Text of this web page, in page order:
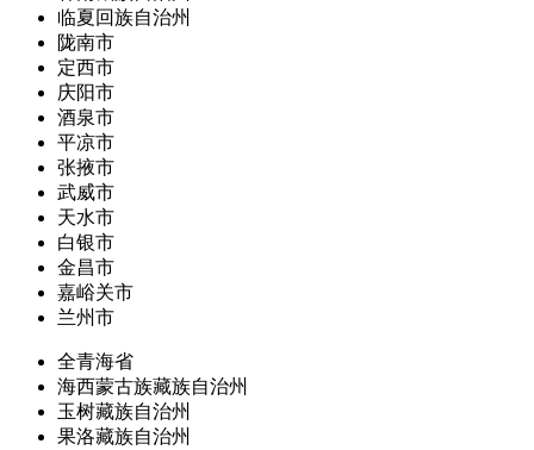
临夏回族自治州
陇南市
定西市
庆阳市
酒泉市
平凉市
张掖市
武威市
天水市
白银市
金昌市
嘉峪关市
兰州市
全青海省
海西蒙古族藏族自治州
玉树藏族自治州
果洛藏族自治州